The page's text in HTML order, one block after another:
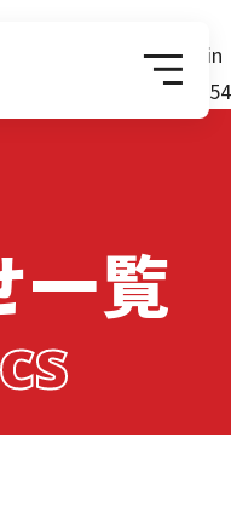
"post_name" on null in
header.php
on line 54
一覧